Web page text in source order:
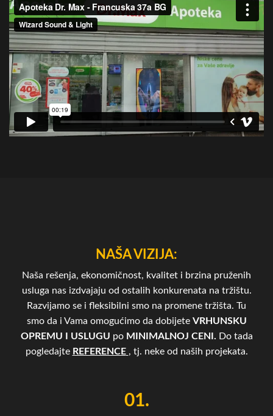
NAŠA VIZIJA:
Naša rešenja, ekonomičnost, kvalitet i brzina pruženih
usluga nas izdvajaju od ostalih konkurenata na tržištu.
Razvijamo se i fleksibilni smo na promene tržišta. Tu
smo da i Vama omogućimo da dobijete VRHUNSKU
OPREMU I USLUGU po MINIMALNOJ CENI. Do tada
pogledajte REFERENCE , tj. neke od naših projekata.
01.